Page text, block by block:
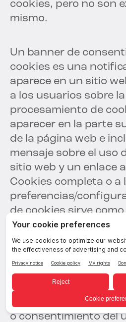
cookies, pero no son
mismo.
Un banner de
cookies es una
aparece en un sitio
a los usuarios sobre
procesamiento de
aparecer en la parte
de la página web e
mensaje sobre el uso
sitio web y un enlace
Cookies completa o a
preferencias/
de cookies sirve
contacto inicial para
proporcionar
sobre las cookies.
Por otro lado, el
cookies se refiere a
o consentimiento del